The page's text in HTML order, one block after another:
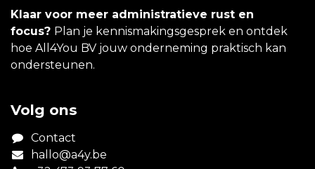
Klaar voor meer administratieve rust en
focus? Plan je kennismakingsgesprek en ontdek
hoe All4You BV jouw onderneming praktisch kan
ondersteunen.
Volg ons
Contact
hallo@a4y.be